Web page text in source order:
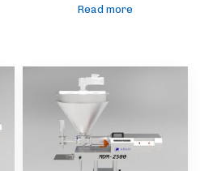
Read more